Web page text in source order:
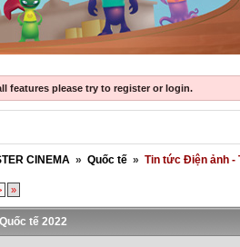
features please try to register or login.
CINEMA » Quốc tế » Tin tức Điện ảnh -
»
tế 2022